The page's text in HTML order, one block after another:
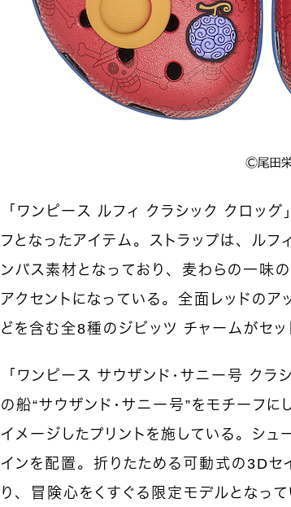
「ワンピース ルフィ クラシック クロッグ
フとなったアイテム。ストラップは、ル
ンバス素材となっており、麦わらの一味
アクセントになっている。全面レッドの
どを含む全8種のジビッツ チャームがセッ
「ワンピース サウザンド・サニー号 ク
の船“サウザンド・サニー号”をモチーフ
イメージしたプリントを施している。シ
インを配置。折りたためる可動式の3Dセ
り、冒険心をくすぐる限定モデルとなって